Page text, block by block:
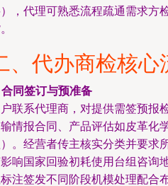
，代理可熟悉流程疏通需求方
、代办商检核心
合同签订与预准备
联系代理商，对提供需签预报
情报合同、产品评估如皮革化
。经营者传主核实分类并要求
响国家回验初耗使用台组咨询
注签发不同阶段机模处理配合